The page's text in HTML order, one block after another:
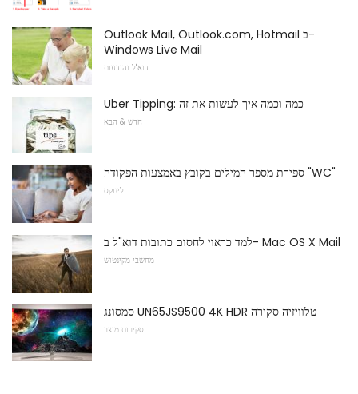
Outlook Mail, Outlook.com, Hotmail ב-
Windows Live Mail
דוא"ל והודעות
Uber Tipping: כמה וכמה איך לעשות את זה
חדש & הבא
ספירת מספר המילים בקובץ באמצעות הפקודה "WC"
לינוקס
למד כראוי לחסום כתובות דוא"ל ב- Mac OS X Mail
מחשבי מקינטוש
סמסונג UN65JS9500 4K HDR טלוויזיה סקירה
סקירות מוצר